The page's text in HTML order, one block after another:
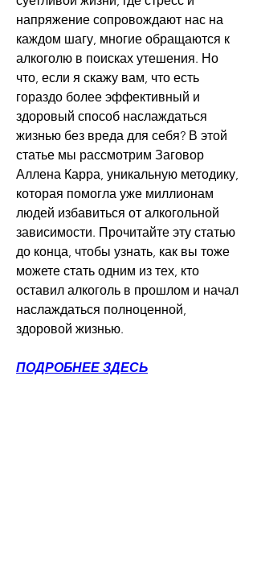
напряжение сопровождают нас на
каждом шагу, многие обращаются к
алкоголю в поисках утешения. Но
что, если я скажу вам, что есть
гораздо более эффективный и
здоровый способ наслаждаться
жизнью без вреда для себя? В этой
статье мы рассмотрим Заговор
Аллена Карра, уникальную методику,
которая помогла уже миллионам
людей избавиться от алкогольной
зависимости. Прочитайте эту статью
до конца, чтобы узнать, как вы тоже
можете стать одним из тех, кто
оставил алкоголь в прошлом и начал
наслаждаться полноценной,
здоровой жизнью.
ПОДРОБНЕЕ ЗДЕСЬ